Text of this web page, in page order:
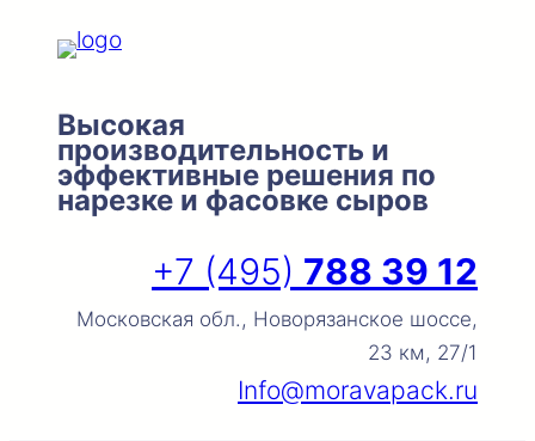
Перейти
Высокая
производительность и
эффективные решения по
нарезке и фасовке сыров
+7 (495) 788 39 12
Московская обл., Новорязанское шоссе,
23 км, 27/1
Info@moravapack.ru